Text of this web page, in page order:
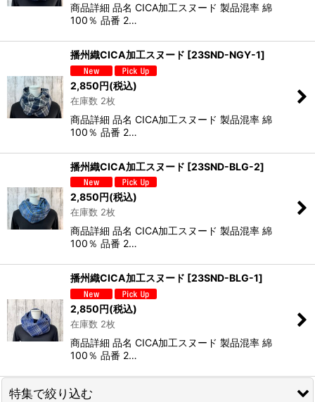
商品詳細 品名 CICA加工スヌード 製品混率 綿
100％ 品番 2…
播州織CICA加工スヌード [23SND-NGY-1]
2,850円(税込)
在庫数 2枚
商品詳細 品名 CICA加工スヌード 製品混率 綿
100％ 品番 2…
播州織CICA加工スヌード [23SND-BLG-2]
2,850円(税込)
在庫数 2枚
商品詳細 品名 CICA加工スヌード 製品混率 綿
100％ 品番 2…
播州織CICA加工スヌード [23SND-BLG-1]
2,850円(税込)
在庫数 2枚
商品詳細 品名 CICA加工スヌード 製品混率 綿
100％ 品番 2…
特集で絞り込む